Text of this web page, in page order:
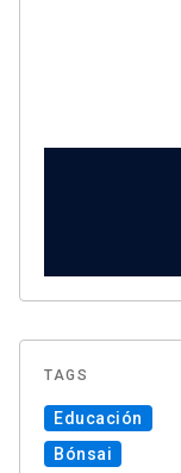
TAGS
Educación
Bónsai